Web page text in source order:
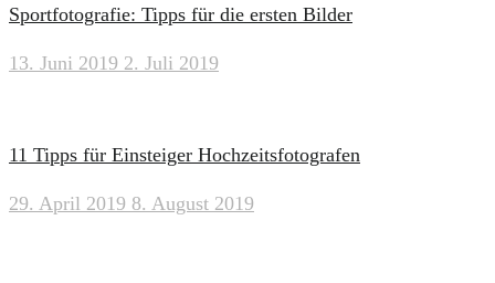
Sportfotografie: Tipps für die ersten Bilder
13. Juni 2019 2. Juli 2019
11 Tipps für Einsteiger Hochzeitsfotografen
29. April 2019 8. August 2019